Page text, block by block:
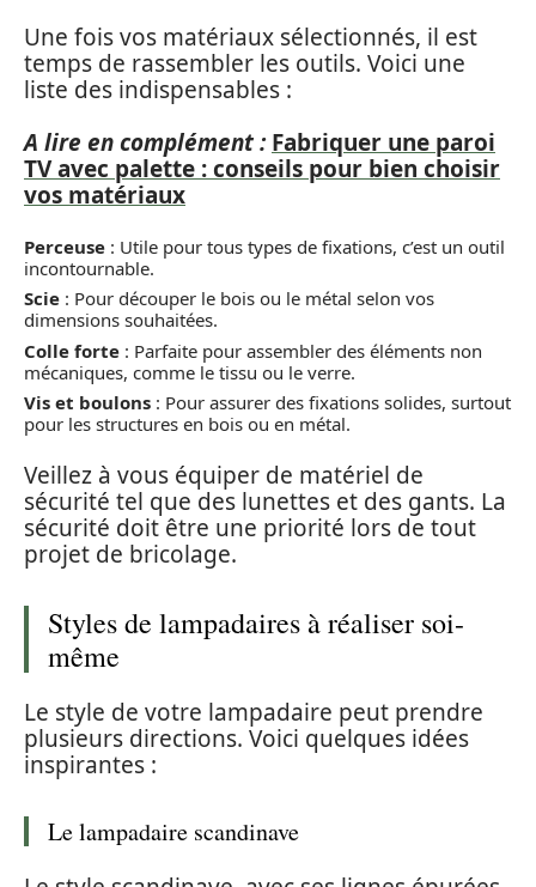
Une fois vos matériaux sélectionnés, il est
temps de rassembler les outils. Voici une
liste des indispensables :
A lire en complément : Fabriquer une paroi
TV avec palette : conseils pour bien choisir
vos matériaux
Perceuse : Utile pour tous types de fixations, c’est un outil
incontournable.
Scie : Pour découper le bois ou le métal selon vos
dimensions souhaitées.
Colle forte : Parfaite pour assembler des éléments non
mécaniques, comme le tissu ou le verre.
Vis et boulons : Pour assurer des fixations solides, surtout
pour les structures en bois ou en métal.
Veillez à vous équiper de matériel de
sécurité tel que des lunettes et des gants. La
sécurité doit être une priorité lors de tout
projet de bricolage.
Styles de lampadaires à réaliser soi-
même
Le style de votre lampadaire peut prendre
plusieurs directions. Voici quelques idées
inspirantes :
Le lampadaire scandinave